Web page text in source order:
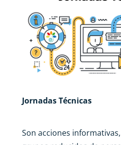
Jornadas Técnicas
Son acciones